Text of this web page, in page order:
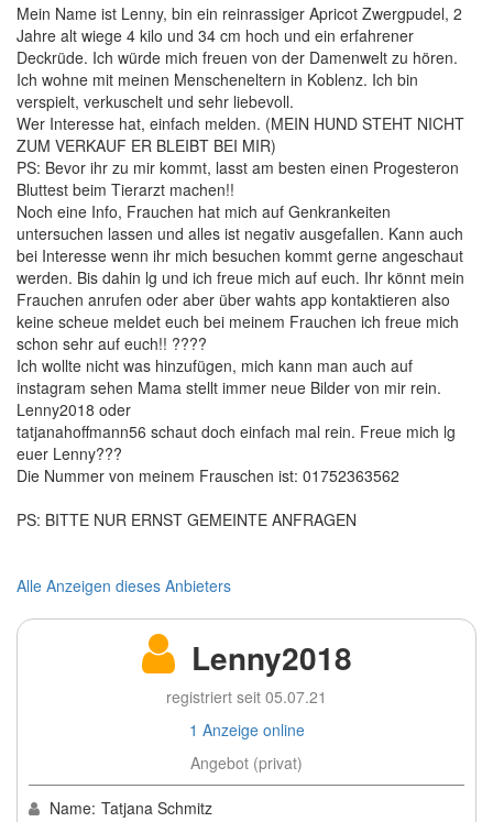
Mein Name ist Lenny, bin ein reinrassiger Apricot Zwergpudel, 2
Jahre alt wiege 4 kilo und 34 cm hoch und ein erfahrener
Deckrüde. Ich würde mich freuen von der Damenwelt zu hören.
Ich wohne mit meinen Menscheneltern in Koblenz. Ich bin
verspielt, verkuschelt und sehr liebevoll.
Wer Interesse hat, einfach melden. (MEIN HUND STEHT NICHT
ZUM VERKAUF ER BLEIBT BEI MIR)
PS: Bevor ihr zu mir kommt, lasst am besten einen Progesteron
Bluttest beim Tierarzt machen!!
Noch eine Info, Frauchen hat mich auf Genkrankeiten
untersuchen lassen und alles ist negativ ausgefallen. Kann auch
bei Interesse wenn ihr mich besuchen kommt gerne angeschaut
werden. Bis dahin lg und ich freue mich auf euch. Ihr könnt mein
Frauchen anrufen oder aber über wahts app kontaktieren also
keine scheue meldet euch bei meinem Frauchen ich freue mich
schon sehr auf euch!! ????
Ich wollte nicht was hinzufügen, mich kann man auch auf
instagram sehen Mama stellt immer neue Bilder von mir rein.
Lenny2018 oder
tatjanahoffmann56 schaut doch einfach mal rein. Freue mich lg
euer Lenny???
Die Nummer von meinem Frauschen ist: 01752363562
PS: BITTE NUR ERNST GEMEINTE ANFRAGEN
Alle Anzeigen dieses Anbieters
Lenny2018
registriert seit 05.07.21
1 Anzeige online
Angebot (privat)
Name: Tatjana Schmitz